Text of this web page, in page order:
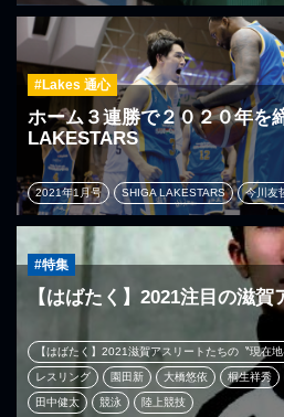
#Lakes 通心
ホーム３連勝で２０２０年
LAKESTARS
2021年1月号 SHIGA LAKESTARS 今川友
#特集
【はばたく】2021注目の滋
【はばたく】2021滋賀アスリートたちの〝現在地
レスリング 園田新 大橋悠依 桐生祥秀
田中健太 競泳 陸上競技